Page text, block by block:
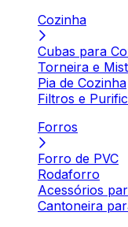
Cozinha
Cubas para
Torneira e
Pia de Cozinha
Filtros e
Forros
Forro de PVC
Rodaforro
Acessórios
Cantoneira